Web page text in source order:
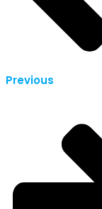
Previous